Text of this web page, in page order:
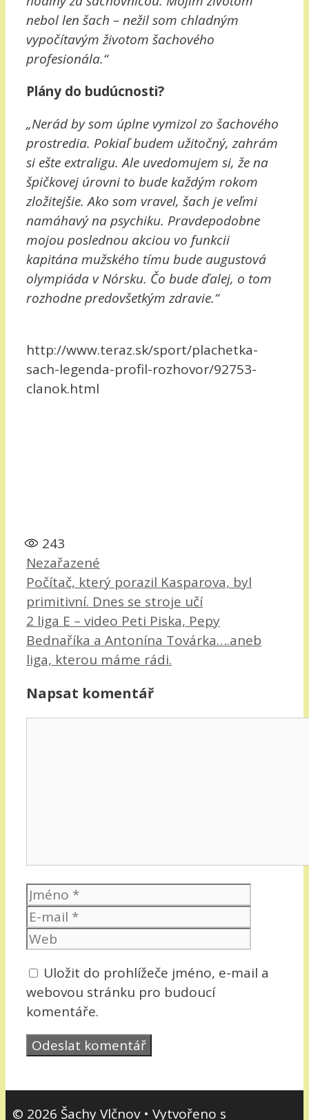
nebol len šach – nežil som chladným
vypočítavým životom šachového
profesionála.“
Plány do budúcnosti?
„Nerád by som úplne vymizol zo šachového
prostredia. Pokiaľ budem užitočný, zahrám
si ešte extraligu. Ale uvedomujem si, že na
špičkovej úrovni to bude každým rokom
zložitejšie. Ako som vravel, šach je veľmi
namáhavý na psychiku. Pravdepodobne
mojou poslednou akciou vo funkcii
kapitána mužského tímu bude augustová
olympiáda v Nórsku. Čo bude ďalej, o tom
rozhodne predovšetkým zdravie.“
http://www.teraz.sk/sport/plachetka-
sach-legenda-profil-rozhovor/92753-
clanok.html
243
Rubriky
Nezařazené
Počítač, který porazil Kasparova, byl
primitivní. Dnes se stroje učí
2 liga E – video Peti Piska, Pepy
Bednaříka a Antonína Továrka….aneb
liga, kterou máme rádi.
Napsat komentář
Jméno
mail
Uložit do prohlížeče jméno, e-mail a
webovou stránku pro budoucí
komentáře.
© 2026 Šachy Vlčnov• Vytvořeno s